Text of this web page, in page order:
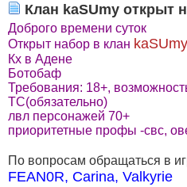
Клан kaSUmy открыт
Доброго времени суток
Открыт набор в клан kaSUmy
Кх в Адене
Ботобаф
Требования: 18+,
ТС(обязательно)
лвл персонажей 70+
приоритетные профы -свс,
По вопросам обращаться в
FEAN0R, Carina, Valkyrie